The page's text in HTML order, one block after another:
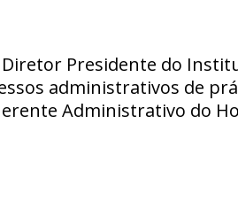
Presidente do
administrativos de
Administrativo do